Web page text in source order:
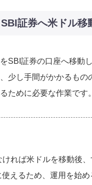
証券へ米ドル移
SBI証券の口座へ移動し
少し手間がかかるもの
ために必要な作業です。
ければ米ドルを移動後、
使えるため、運用を始